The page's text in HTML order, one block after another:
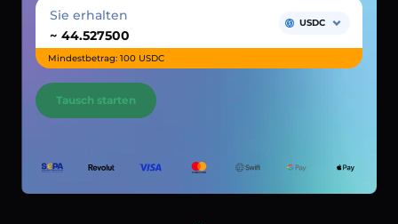
Sie erhalten
~
USDC
Mindestbetrag: 100 USDC
Tausch starten